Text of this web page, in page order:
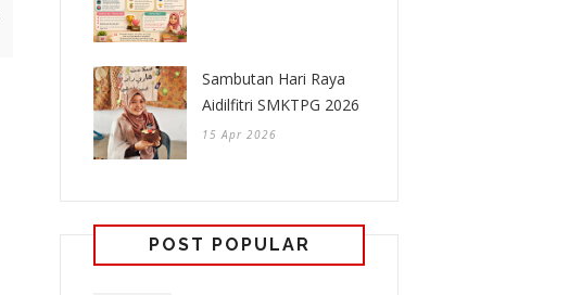
Sambutan Hari Raya
Aidilfitri SMKTPG 2026
15 Apr 2026
POST POPULAR